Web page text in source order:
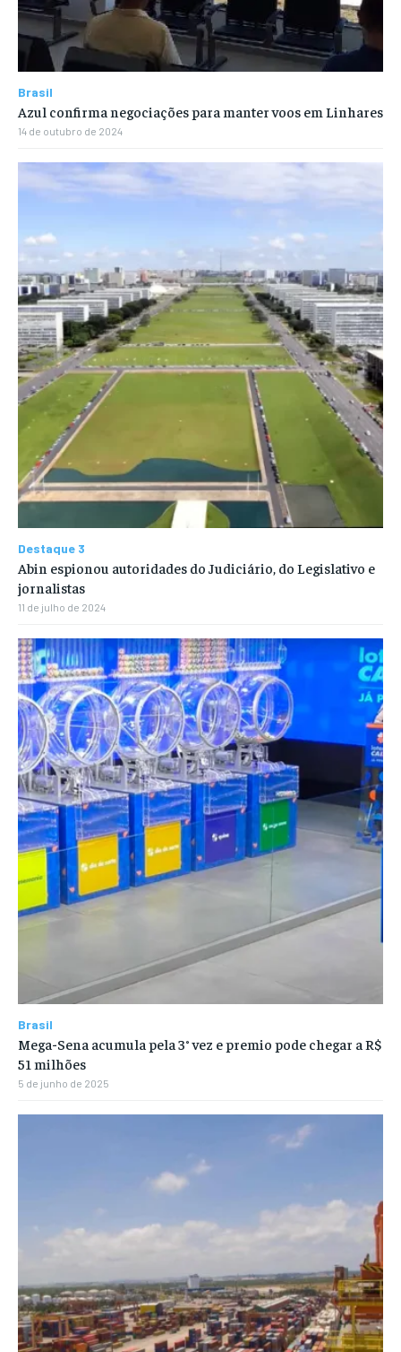
Brasil
Azul confirma negociações para manter voos em Linhares
14 de outubro de 2024
Destaque 3
Abin espionou autoridades do Judiciário, do Legislativo e
jornalistas
11 de julho de 2024
Brasil
Mega-Sena acumula pela 3° vez e premio pode chegar a R$
51 milhões
5 de junho de 2025